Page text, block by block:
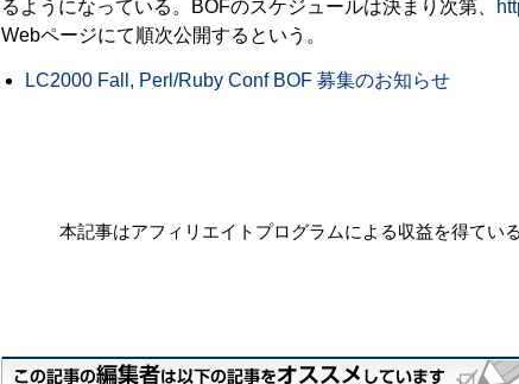
るようになっている。BOFのスケジュールは決まり次第、
Webページにて順次公開するという。
LC2000 Fall, Perl/Ruby Conf BOF 募集のお知らせ
本記事はアフィリエイトプログラムによる収益を得てい